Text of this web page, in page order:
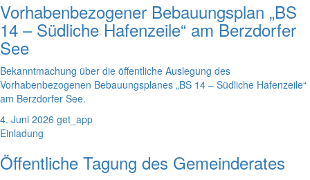
Vorhabenbezogener Bebauungsplan „BS
14 – Südliche Hafenzeile“ am Berzdorfer
See
Bekanntmachung über die öffentliche Auslegung des
Vorhabenbezogenen Bebauungsplanes „BS 14 – Südliche Hafenzeile“
am Berzdorfer See.
4. Juni 2026 get_app
Einladung
Öffentliche Tagung des Gemeinderates